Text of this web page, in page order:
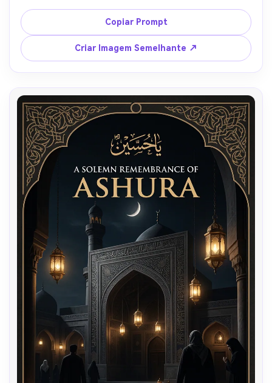
crescente, contorno de cúpula de mesquita,
partículas de poeira sutis, estética de pôster
premium solene, formato vertical para mídia social.
Copiar Prompt
Criar Imagem Semelhante ↗